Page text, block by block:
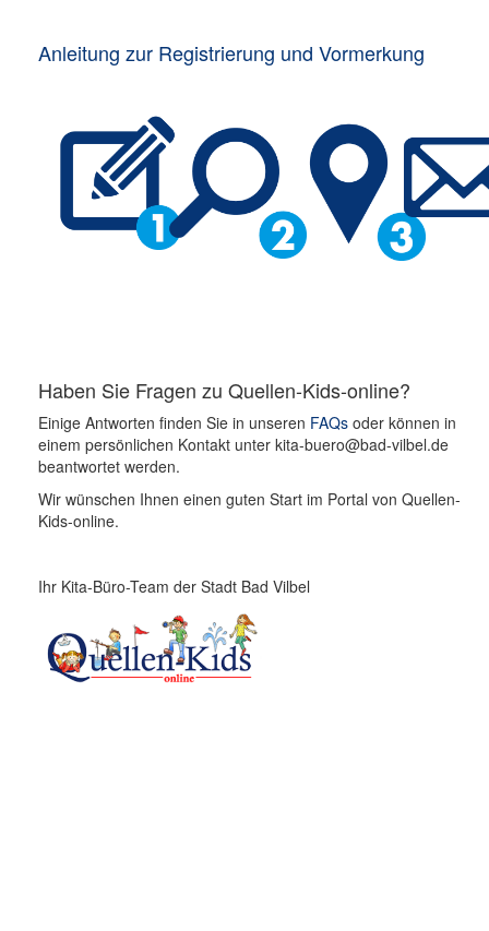
Anleitung zur Registrierung und Vormerkung
Haben Sie Fragen zu Quellen-Kids-online?
Einige Antworten finden Sie in unseren FAQs oder können in
einem persönlichen Kontakt unter kita-buero@bad-vilbel.de
beantwortet werden.
Wir wünschen Ihnen einen guten Start im Portal von Quellen-
Kids-online.
Ihr Kita-Büro-Team der Stadt Bad Vilbel